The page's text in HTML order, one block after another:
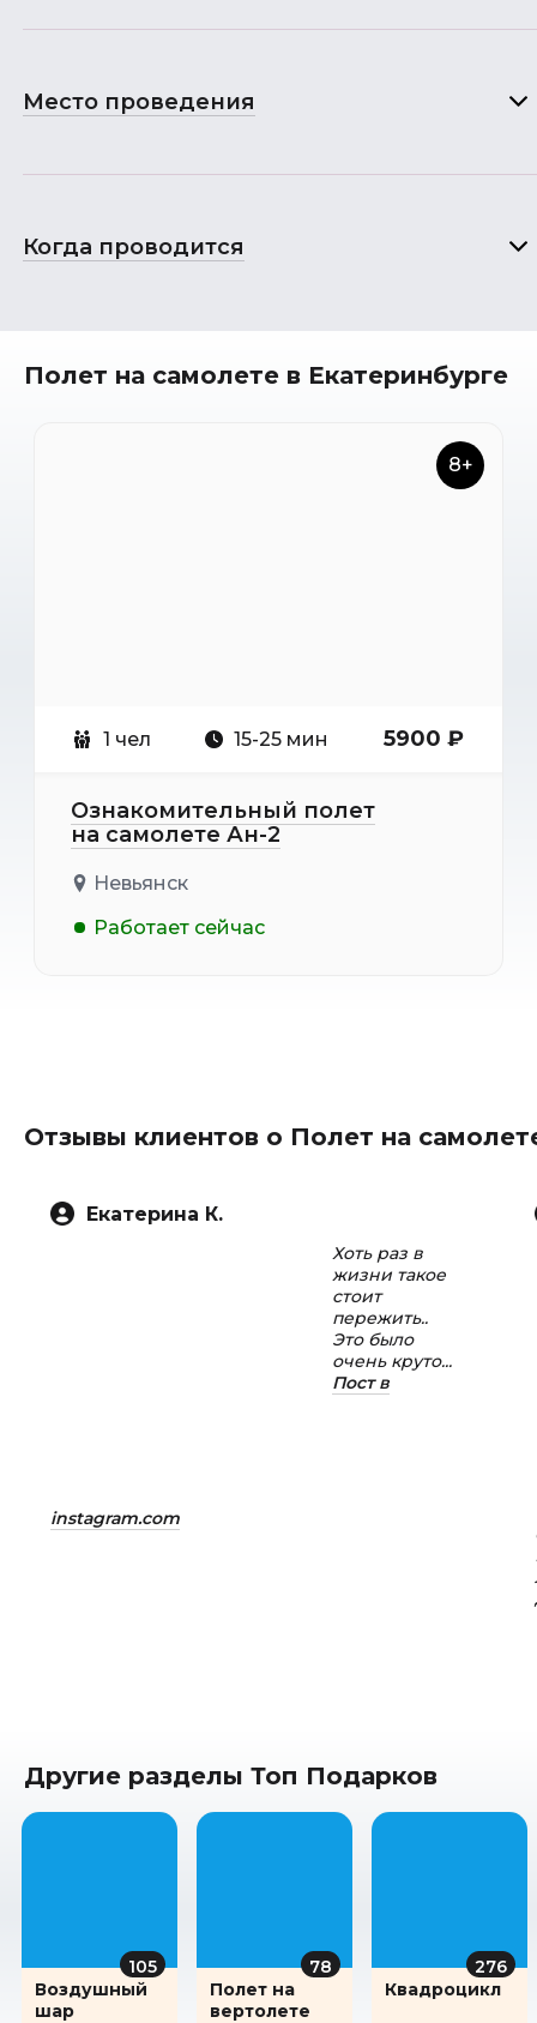
Место проведения
Когда проводится
Полет на самолете в Екатеринбурге
8+
1 чел 15-25 мин 5900 ₽
Ознакомительный полет
на самолете Ан-2
Невьянск
Работает сейчас
Отзывы клиентов о Полет на
Екатерина К.
Хоть раз в
жизни такое
стоит
пережить..
Это было
очень круто...
Пост в
instagram.com
Другие разделы Топ Подарков
105
Воздушный
шар
78
Полет на
вертолете
276
Квадроцикл